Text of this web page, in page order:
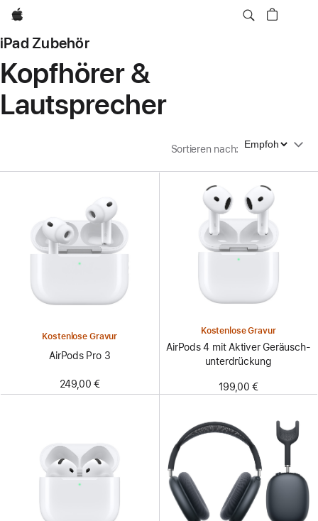
Apple
iPad Zubehör
Kopfhörer &
Lautsprecher
Sortieren nach: Sortieren nach
Kostenlose Gravur
AirPods Pro 3
249,00 €
Kostenlose Gravur
AirPods 4 mit Aktiver Geräusch­
unter­drückung
199,00 €